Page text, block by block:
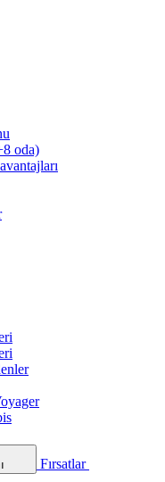
oda)
Fırsatlar